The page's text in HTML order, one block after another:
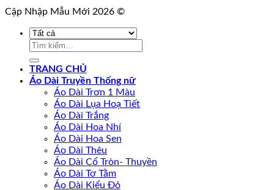
Cập Nhập Mẫu Mới 2026 ©
Tìm
TRANG CHỦ
Áo Dài Truyền Thống nữ
Áo Dài Trơn 1 Màu
Áo Dài Lụa Hoạ Tiết
Áo Dài Trắng
Áo Dài Hoa Nhí
Áo Dài Hoa Sen
Áo Dài Thêu
Áo Dài Cổ Tròn- Thuyền
Áo Dài Tơ Tằm
Áo Dài Kiểu Đỏ